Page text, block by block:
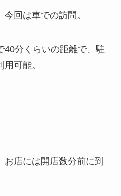
回は車での訪問。
40分くらいの距離で、駐
可能。
店には開店数分前に到